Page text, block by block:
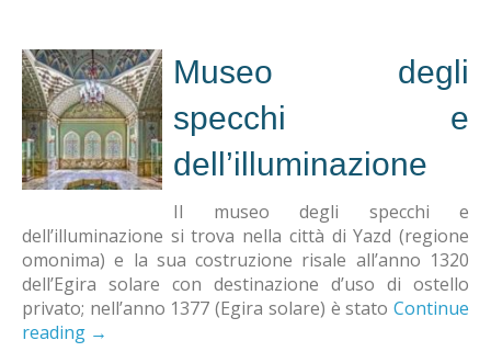
Museo degli
specchi e
dell’illuminazione
Il museo degli specchi e
dell’illuminazione si trova nella città di Yazd (regione
omonima) e la sua costruzione risale all’anno 1320
dell’Egira solare con destinazione d’uso di ostello
privato; nell’anno 1377 (Egira solare) è stato Continue
reading →